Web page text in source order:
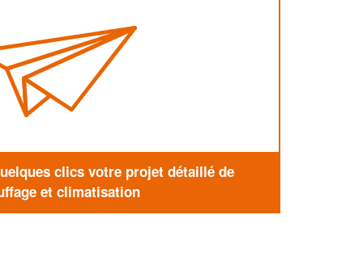
clics votre projet détaillé de
et climatisation